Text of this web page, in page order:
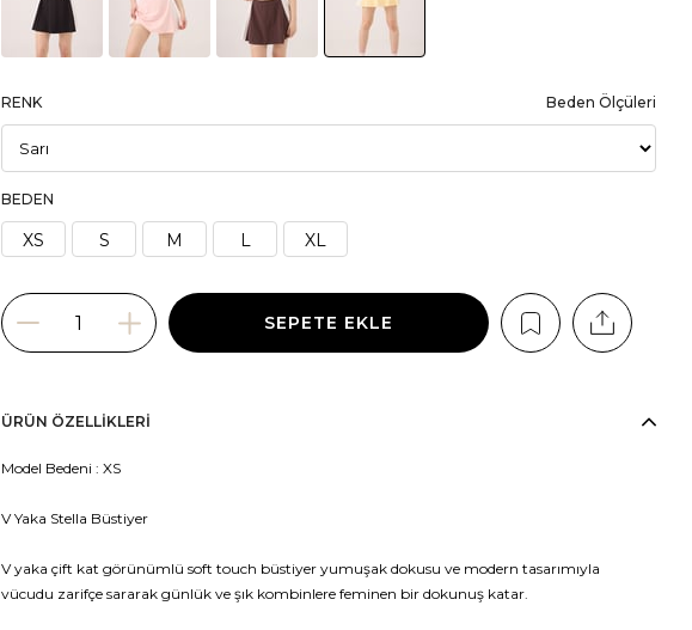
RENK
BEDEN
XS S M L XL
Beden Ölçüleri
ÜRÜN ÖZELLIKLERI
Model Bedeni : XS
V Yaka Stella Büstiyer
V yaka çift kat görünümlü soft touch büstiyer yumuşak dokusu ve modern tasarımıyla
vücudu zarifçe sararak günlük ve şık kombinlere feminen bir dokunuş katar.